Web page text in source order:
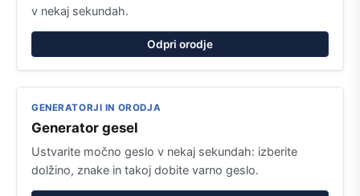
v nekaj sekundah.
Odpri orodje
GENERATORJI IN ORODJA
Generator gesel
Ustvarite močno geslo v nekaj sekundah: izberite
dolžino, znake in takoj dobite varno geslo.